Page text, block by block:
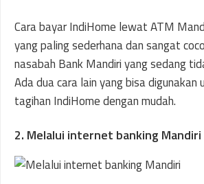
Cara bayar IndiHome lewat ATM
yang paling sederhana dan sangat
nasabah Bank Mandiri yang sedang
Ada dua cara lain yang bisa digunakan
tagihan IndiHome dengan mudah.
2. Melalui internet banking Mandiri